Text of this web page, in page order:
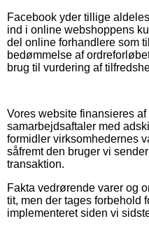
Facebook yder tillige
ind i online webshoppens
del online forhandlere som
bedømmelse af
brug til vurdering af
Vores website finansieres
samarbejdsaftaler med
formidler virksomhedernes
såfremt den bruger vi
transaktion.
Fakta vedrørende varer og
tit, men der tages forbehold
implementeret siden vi